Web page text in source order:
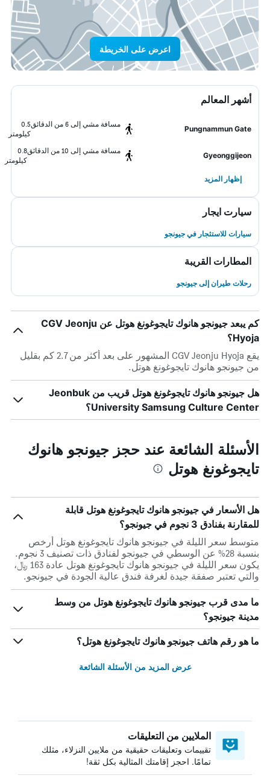
اعرض على الخريطة
أشهر المعالم
Pungnammun Gate
مسافة مشي إلى 6 من الدقائق
0.5
كيلومتر
Gyeonggijeon
مسافة مشي إلى 10 من الدقائق
0.8
كيلومتر
إظهار المزيد
سيارت ايجار
سيارات للاستئجار في جيونجو
المطارات القريبة
رحلات طيران إلى جيونجو
كم يبعد جيونجو هانوك تايجوغونغ هوتل عن CGV Jeonju
Hyoja؟
يقع CGV Jeonju Hyoja المشهور على بعد أكثر من 2.7 كم بقليل
من جيونجو هانوك تايجوغونغ هوتل.
هل جيونجو هانوك تايجوغونغ هوتل قريب من Jeonbuk
University Samsung Culture Center؟
الأسئلة الشائعة عند حجز جيونجو هانوك
تايجوغونغ هوتل
هل الأسعار في جيونجو هانوك تايجوغونغ هوتل قابلة
للمقارنة بفنادق 3 نجوم في جيونجو؟
متوسط سعر الليلة في جيونجو هانوك تايجوغونغ هوتل أرخص
بنسبة 28% عن الوسطي في جيونجو لفنادق ذات تصنيف 3 نجوم.
يكون سعر الليلة في جيونجو هانوك تايجوغونغ هوتل عادة 163 ﷼،
والتي تعتبر صفقة جيدة لغرفة فندق عالية الجودة في جيونجو.
ما مدى قرب جيونجو هانوك تايجوغونغ هوتل من وسط
مدينة جيونجو؟
ما هو رقم هاتف جيونجو هانوك تايجوغونغ هوتل؟
عرض المزيد من الأسئلة الشائعة
الملايين من التعليقات
تقييمات وتعليقات حقيقية من ملايين النزلاء، مثلك
تمامًا. احجز إقامتك المثالية بكل ثقة!